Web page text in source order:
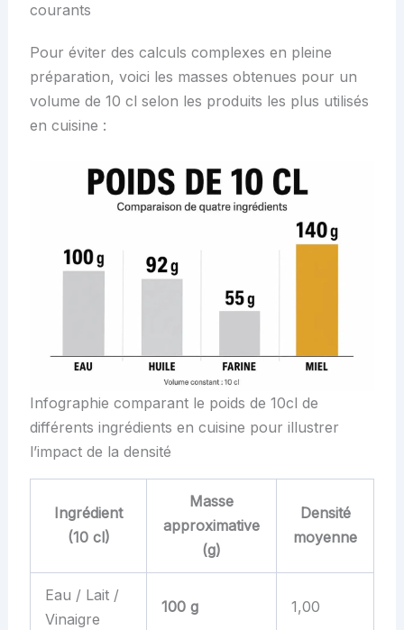
courants
Pour éviter des calculs complexes en pleine
préparation, voici les masses obtenues pour un
volume de 10 cl selon les produits les plus utilisés
en cuisine :
Infographie comparant le poids de 10cl de
différents ingrédients en cuisine pour illustrer
l’impact de la densité
Ingrédient
(10 cl)
Masse
approximative
(g)
Densité
moyenne
Eau / Lait /
Vinaigre
100 g 1,00